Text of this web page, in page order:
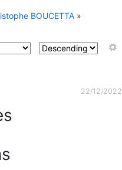
BOUCETTA »
22/12/2022